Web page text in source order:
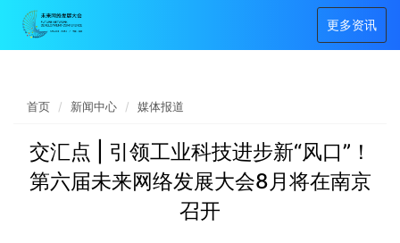
更多资讯
首页 新闻中心 媒体报道
交汇点 | 引领工业科技进步新“风口”！
第六届未来网络发展大会8月将在南京
召开